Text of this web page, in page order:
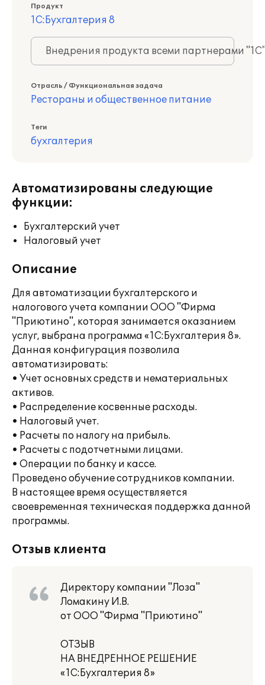
Продукт
1С:Бухгалтерия 8
Внедрения продукта всеми партнерами
Отрасль / Функциональная задача
Рестораны и общественное питание
Теги
бухгалтерия
Автоматизированы следующие
функции:
Бухгалтерский учет
Налоговый учет
Описание
Для автоматизации бухгалтерского и
налогового учета компании ООО "Фирма
"Приютино", которая занимается оказанием
услуг, выбрана программа «1С:Бухгалтерия 8».
Данная конфигурация позволила
автоматизировать:
• Учет основных средств и нематериальных
активов.
• Распределение косвенные расходы.
• Налоговый учет.
• Расчеты по налогу на прибыль.
• Расчеты с подотчетными лицами.
• Операции по банку и кассе.
Проведено обучение сотрудников компании.
В настоящее время осуществляется
своевременная техническая поддержка данной
программы.
Отзыв клиента
Директору компании "Лоза"
Ломакину И.В.
от ООО "Фирма "Приютино"
ОТЗЫВ
НА ВНЕДРЕННОЕ РЕШЕНИЕ
«1С:Бухгалтерия 8»